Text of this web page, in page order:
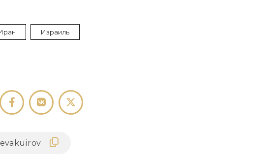
Израиль